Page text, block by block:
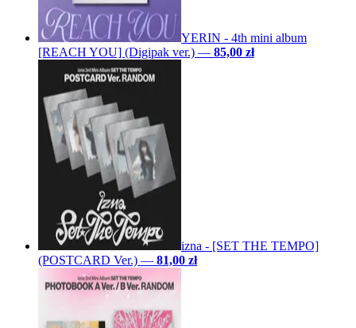
YERIN - 4th mini album
[REACH YOU] (Digipak ver.) — 85,00 zł
izna - [SET THE TEMPO]
(POSTCARD Ver.) — 81,00 zł